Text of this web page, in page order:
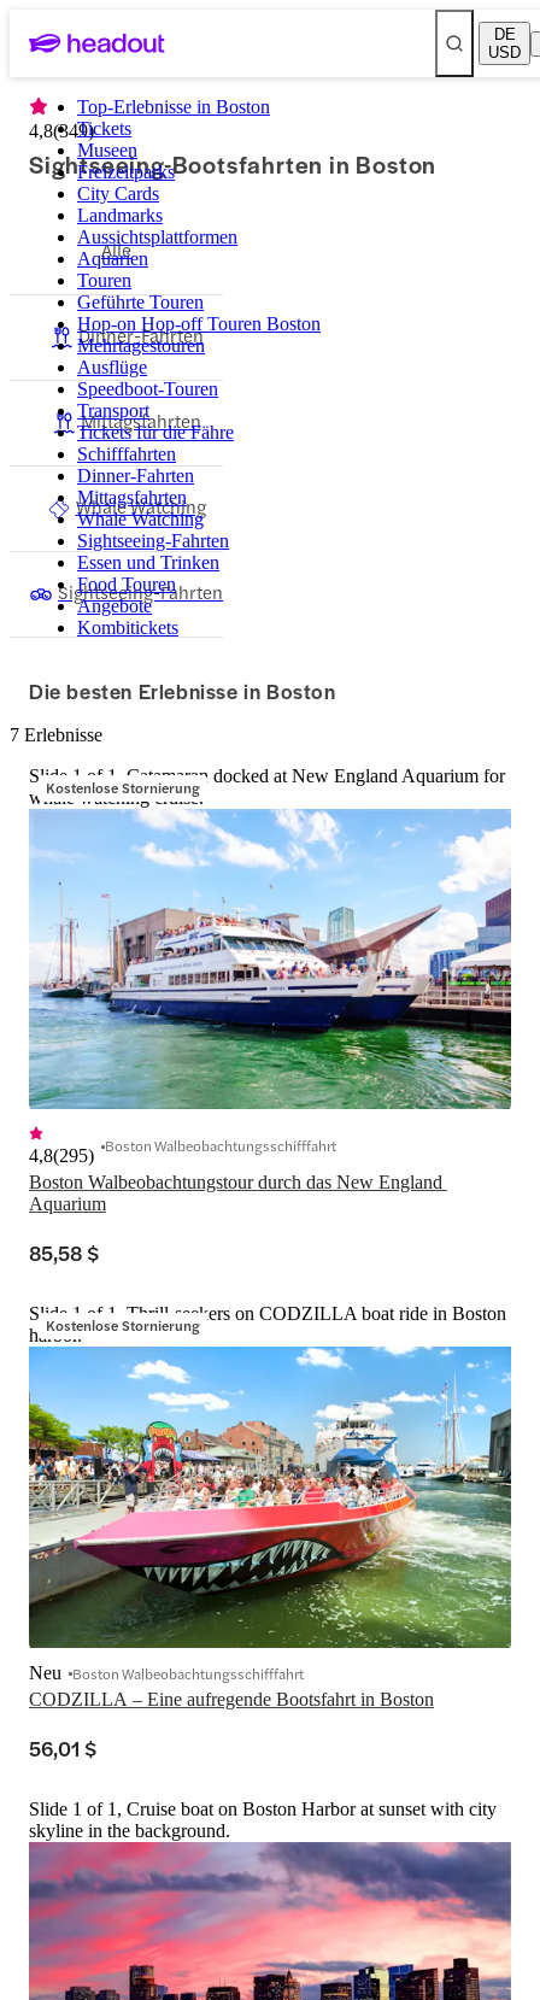
DE
USD
Top-Erlebnisse in Boston
Tickets
Museen
Freizeitparks
City Cards
Landmarks
Aussichtsplattformen
Aquarien
Touren
Geführte Touren
Hop-on Hop-off Touren Boston
Mehrtagestouren
Ausflüge
Speedboot-Touren
Transport
Tickets für die Fähre
Schifffahrten
Dinner-Fahrten
Mittagsfahrten
Whale Watching
Sightseeing-Fahrten
Essen und Trinken
Food Touren
Angebote
Kombitickets
4,8(349)
Sightseeing-Bootsfahrten in Boston
Alle
Dinner-Fahrten
Mittagsfahrten
Whale Watching
Sightseeing-Fahrten
Die besten Erlebnisse in Boston
7 Erlebnisse
Kostenlose Stornierung
Slide 1 of 1, Catamaran docked at New England Aquarium for
whale watching cruise.
Boston Walbeobachtungstour durch das New England
Aquarium
4,8(295) Boston Walbeobachtungsschifffahrt
85,58 $
Kostenlose Stornierung
Slide 1 of 1, Thrill-seekers on CODZILLA boat ride in Boston
harbor.
CODZILLA – Eine aufregende Bootsfahrt in Boston
Neu Boston Walbeobachtungsschifffahrt
56,01 $
Slide 1 of 1, Cruise boat on Boston Harbor at sunset with city
skyline in the background.